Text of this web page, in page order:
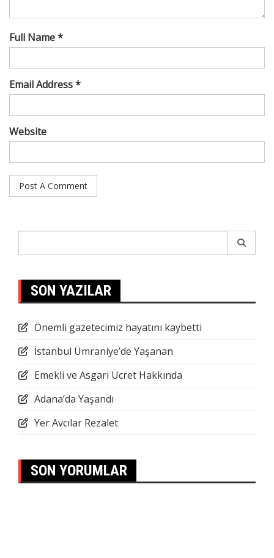
Full Name *
Email Address *
Website
SON YAZILAR
Önemli gazetecimiz hayatını kaybetti
İstanbul Ümraniye’de Yaşanan
Emekli ve Asgari Ücret Hakkında
Adana’da Yaşandı
Yer Avcılar Rezalet
SON YORUMLAR